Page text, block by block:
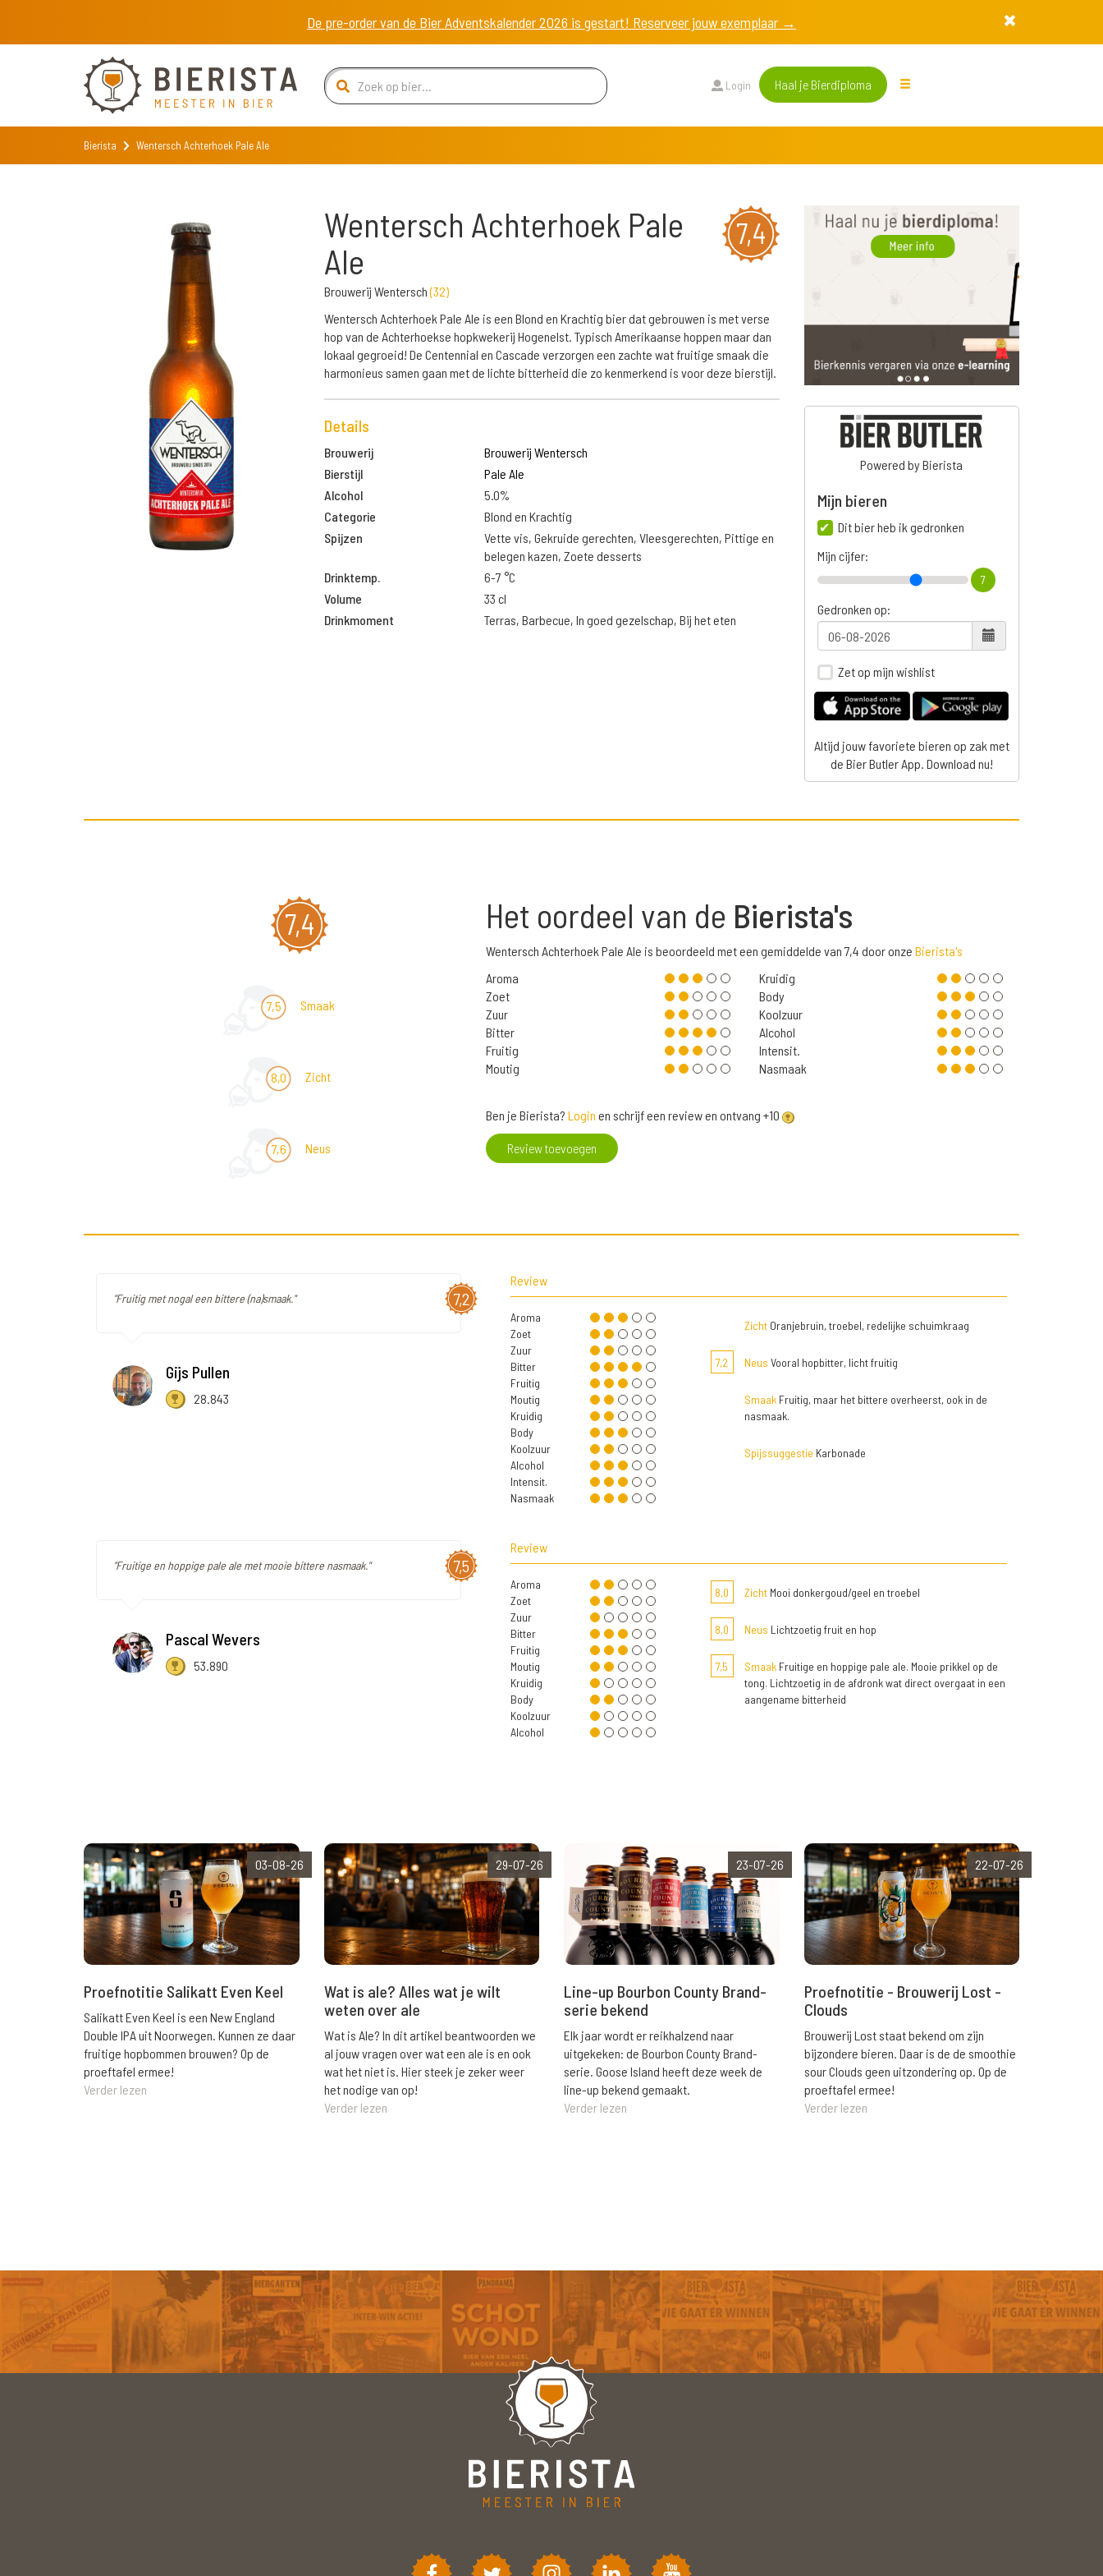
De pre-order van de Bier Adventskalender 2026 is gestart! Reserveer jouw exemplaar →
Login Haal je Bierdiploma
Bierista Wentersch Achterhoek Pale Ale
7,4
Wentersch Achterhoek Pale
Ale
Brouwerij Wentersch(32)
Wentersch Achterhoek Pale Ale is een Blond en Krachtig bier dat gebrouwen is met verse
hop van de Achterhoekse hopkwekerij Hogenelst. Typisch Amerikaanse hoppen maar dan
lokaal gegroeid! De Centennial en Cascade verzorgen een zachte wat fruitige smaak die
harmonieus samen gaan met de lichte bitterheid die zo kenmerkend is voor deze bierstijl.
Details
Brouwerij
Brouwerij Wentersch
Bierstijl
Pale Ale
Alcohol
5.0%
Categorie
Blond en Krachtig
Spijzen
Vette vis, Gekruide gerechten, Vleesgerechten, Pittige en
belegen kazen, Zoete desserts
Drinktemp.
6-7 °C
Volume
33 cl
Drinkmoment
Terras, Barbecue, In goed gezelschap, Bij het eten
Powered by Bierista
Mijn bieren
Dit bier heb ik gedronken
Mijn cijfer:
7
Gedronken op:
Zet op mijn wishlist
Altijd jouw favoriete bieren op zak met
de Bier Butler App. Download nu!
7,4
7,5 Smaak
8,0 Zicht
7,6 Neus
Het oordeel van de Bierista's
Wentersch Achterhoek Pale Ale is beoordeeld met een gemiddelde van 7,4 door onze Bierista's
Aroma
Zoet
Zuur
Bitter
Fruitig
Moutig
Kruidig
Body
Koolzuur
Alcohol
Intensit.
Nasmaak
Ben je Bierista? Login en schrijf een review en ontvang +10
Review toevoegen
7,2
"Fruitig met nogal een bittere (na)smaak."
Gijs Pullen
28.843
Review
Aroma
Zoet
Zuur
Bitter
Fruitig
Moutig
Kruidig
Body
Koolzuur
Alcohol
Intensit.
Nasmaak
ZichtOranjebruin, troebel, redelijke schuimkraag
7,2 Neus Vooral hopbitter, licht fruitig
SmaakFruitig, maar het bittere overheerst, ook in de
nasmaak.
Spijssuggestie Karbonade
7,5
"Fruitige en hoppige pale ale met mooie bittere nasmaak."
Pascal Wevers
53.890
Review
Aroma
Zoet
Zuur
Bitter
Fruitig
Moutig
Kruidig
Body
Koolzuur
Alcohol
8,0 ZichtMooi donkergoud/geel en troebel
8,0 Neus Lichtzoetig fruit en hop
7,5 SmaakFruitige en hoppige pale ale. Mooie prikkel op de
tong. Lichtzoetig in de afdronk wat direct overgaat in een
aangename bitterheid
03-08-26
Proefnotitie Salikatt Even Keel
Salikatt Even Keel is een New England
Double IPA uit Noorwegen. Kunnen ze daar
fruitige hopbommen brouwen? Op de
proeftafel ermee!
Verder lezen
29-07-26
Wat is ale? Alles wat je wilt
weten over ale
Wat is Ale? In dit artikel beantwoorden we
al jouw vragen over wat een ale is en ook
wat het niet is. Hier steek je zeker weer
het nodige van op!
Verder lezen
23-07-26
Line-up Bourbon County Brand-
serie bekend
Elk jaar wordt er reikhalzend naar
uitgekeken: de Bourbon County Brand-
serie. Goose Island heeft deze week de
line-up bekend gemaakt.
Verder lezen
22-07-26
Proefnotitie - Brouwerij Lost -
Clouds
Brouwerij Lost staat bekend om zijn
bijzondere bieren. Daar is de de smoothie
sour Clouds geen uitzondering op. Op de
proeftafel ermee!
Verder lezen